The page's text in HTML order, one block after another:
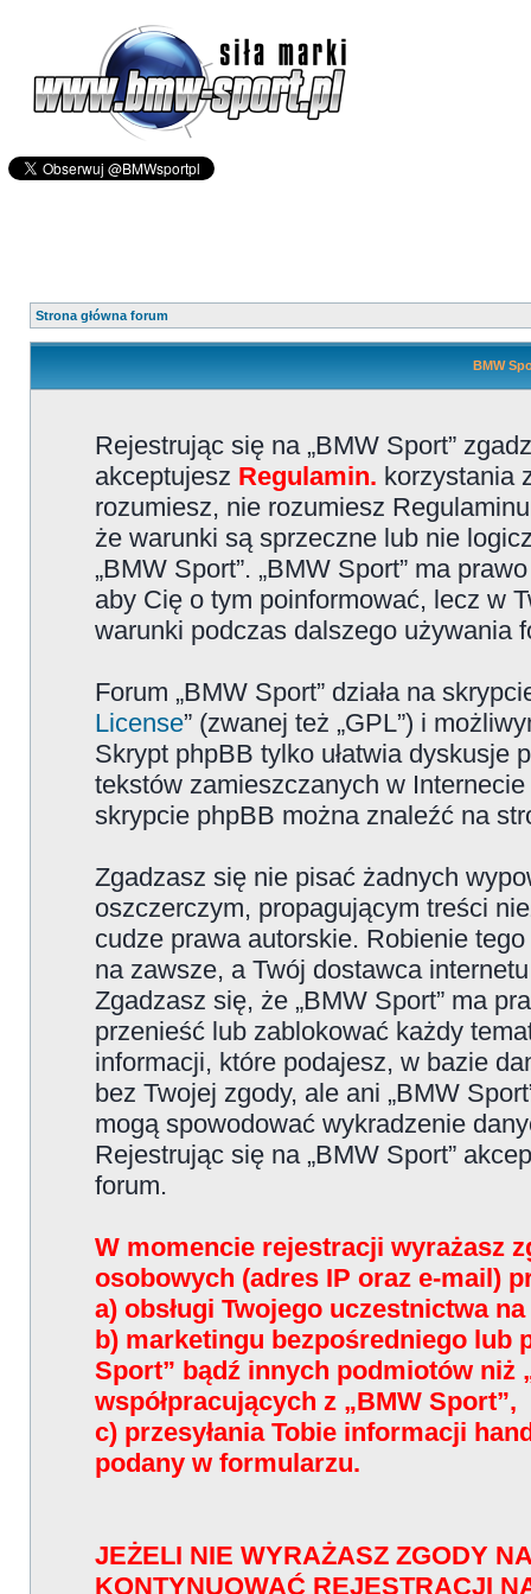
Strona główna forum
BMW
Rejestrując się na „BMW Sport”
akceptujesz Regulamin. korzystania
rozumiesz, nie rozumiesz
że warunki są sprzeczne lub nie
„BMW Sport”. „BMW Sport” ma
aby Cię o tym poinformować, lecz w
warunki podczas dalszego używania
Forum „BMW Sport” działa na
License” (zwanej też „GPL”) i
Skrypt phpBB tylko ułatwia dyskusje
tekstów zamieszczanych w
skrypcie phpBB można znaleźć na
Zgadzasz się nie pisać żadnych
oszczerczym, propagującym treści
cudze prawa autorskie. Robienie
na zawsze, a Twój dostawca
Zgadzasz się, że „BMW Sport” ma
przenieść lub zablokować każdy
informacji, które podajesz, w bazie
bez Twojej zgody, ale ani „BMW
mogą spowodować wykradzenie
Rejestrując się na „BMW Sport”
forum.
W momencie rejestracji wyrażasz
osobowych (adres IP oraz e-mail)
a) obsługi Twojego uczestnictwa
b) marketingu bezpośredniego lub
Sport” bądź innych podmiotów niż
współpracujących z „BMW Sport”,
c) przesyłania Tobie informacji
podany w formularzu.
JEŻELI NIE WYRAŻASZ ZGODY
KONTYNUOWAĆ REJESTRACJI